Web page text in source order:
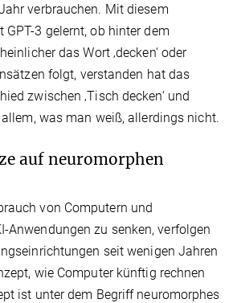
verbrauchen. Mit diesem
GPT-3 gelernt, ob hinter dem
das Wort ‚decken‘ oder
folgt, verstanden hat das
zwischen ‚Tisch decken‘ und
allem, was man weiß, allerdings nicht.
auf neuromorphen
von Computern und
Anwendungen zu senken, verfolgen
seit wenigen Jahren
wie Computer künftig rechnen
ist unter dem Begriff neuromorphes